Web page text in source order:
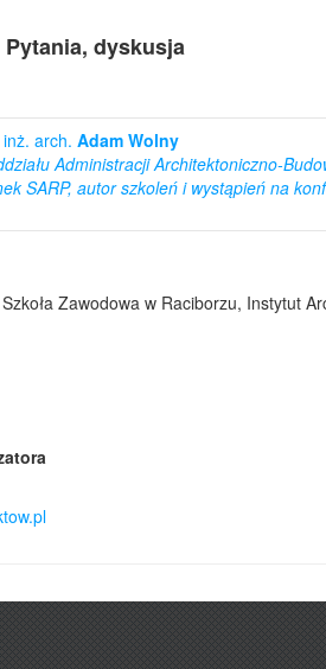
Pytania, dyskusja
arch. Adam Wolny
Administracji Architektoniczno-
SARP, autor szkoleń i wystąpień na
Zawodowa w Raciborzu, Instytut